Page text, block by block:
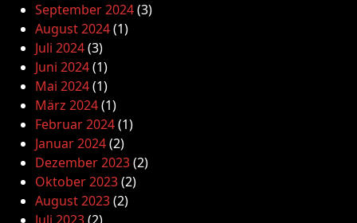
September 2024(3)
August 2024(1)
Juli 2024(3)
Juni 2024(1)
Mai 2024(1)
März 2024(1)
Februar 2024(1)
Januar 2024(2)
Dezember 2023(2)
Oktober 2023(2)
August 2023(2)